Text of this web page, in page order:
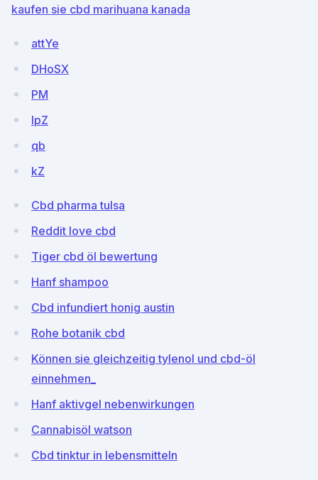
kaufen sie cbd marihuana kanada
attYe
DHoSX
PM
lpZ
qb
kZ
Cbd pharma tulsa
Reddit love cbd
Tiger cbd öl bewertung
Hanf shampoo
Cbd infundiert honig austin
Rohe botanik cbd
Können sie gleichzeitig tylenol und cbd-öl
einnehmen_
Hanf aktivgel nebenwirkungen
Cannabisöl watson
Cbd tinktur in lebensmitteln